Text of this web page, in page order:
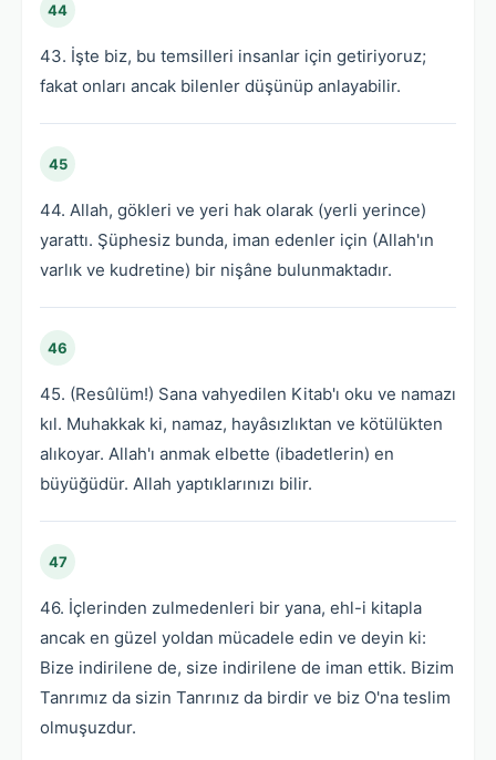
44
43. İşte biz, bu temsilleri insanlar için getiriyoruz;
fakat onları ancak bilenler düşünüp anlayabilir.
45
44. Allah, gökleri ve yeri hak olarak (yerli yerince)
yarattı. Şüphesiz bunda, iman edenler için (Allah'ın
varlık ve kudretine) bir nişâne bulunmaktadır.
46
45. (Resûlüm!) Sana vahyedilen Kitab'ı oku ve namazı
kıl. Muhakkak ki, namaz, hayâsızlıktan ve kötülükten
alıkoyar. Allah'ı anmak elbette (ibadetlerin) en
büyüğüdür. Allah yaptıklarınızı bilir.
47
46. İçlerinden zulmedenleri bir yana, ehl-i kitapla
ancak en güzel yoldan mücadele edin ve deyin ki:
Bize indirilene de, size indirilene de iman ettik. Bizim
Tanrımız da sizin Tanrınız da birdir ve biz O'na teslim
olmuşuzdur.